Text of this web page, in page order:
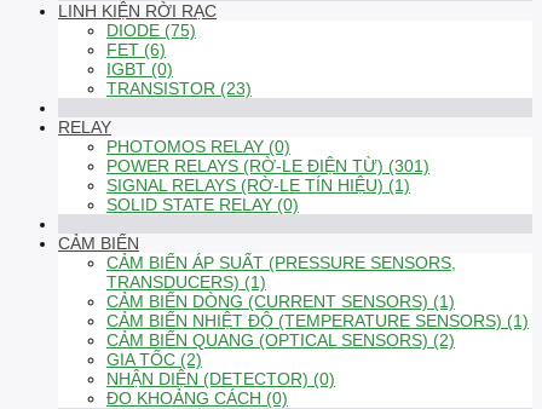
LINH KIỆN RỜI RẠC
DIODE (75)
FET (6)
IGBT (0)
TRANSISTOR (23)
RELAY
PHOTOMOS RELAY (0)
POWER RELAYS (RỜ-LE ĐIỆN TỪ) (301)
SIGNAL RELAYS (RỜ-LE TÍN HIỆU) (1)
SOLID STATE RELAY (0)
CẢM BIẾN
CẢM BIẾN ÁP SUẤT (PRESSURE SENSORS,
TRANSDUCERS) (1)
CẢM BIẾN DÒNG (CURRENT SENSORS) (1)
CẢM BIẾN NHIỆT ĐỘ (TEMPERATURE SENSORS) (1)
CẢM BIẾN QUANG (OPTICAL SENSORS) (2)
GIA TỐC (2)
NHẬN DIỆN (DETECTOR) (0)
ĐO KHOẢNG CÁCH (0)